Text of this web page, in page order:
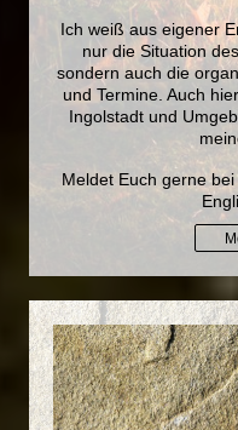
Ich weiß aus eigener
nur die Situation
sondern auch die
und Termine. Auch
Ingolstadt und
Meldet Euch gerne